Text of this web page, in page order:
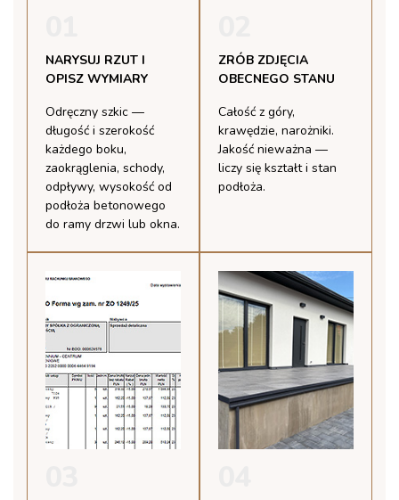
NARYSUJ RZUT I
OPISZ WYMIARY
Odręczny szkic —
długość i szerokość
każdego boku,
zaokrąglenia, schody,
odpływy, wysokość od
podłoża betonowego
do ramy drzwi lub okna.
ZRÓB ZDJĘCIA
OBECNEGO STANU
Całość z góry,
krawędzie, narożniki.
Jakość nieważna —
liczy się kształt i stan
podłoża.